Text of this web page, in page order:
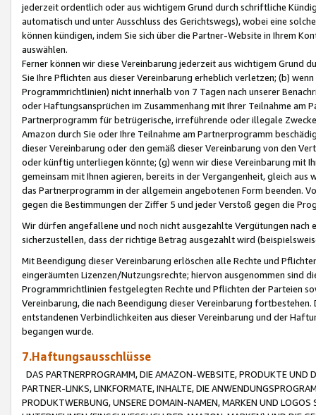
jederzeit ordentlich oder aus wichtigem Grund durch schriftliche
automatisch und unter Ausschluss des Gerichtswegs), wobei eine
können kündigen, indem Sie sich über die Partner-Website in Ihrem
auswählen.
Ferner können wir diese Vereinbarung jederzeit aus wichtigem Grund
Sie Ihre Pflichten aus dieser Vereinbarung erheblich verletzen; (b)
Programmrichtlinien) nicht innerhalb von 7 Tagen nach unserer
oder Haftungsansprüchen im Zusammenhang mit Ihrer Teilnahme am
Partnerprogramm für betrügerische, irreführende oder illegale
Amazon durch Sie oder Ihre Teilnahme am Partnerprogramm
dieser Vereinbarung oder den gemäß dieser Vereinbarung von den
oder künftig unterliegen könnte; (g) wenn wir diese Vereinbarung mit
gemeinsam mit Ihnen agieren, bereits in der Vergangenheit, gleich
das Partnerprogramm in der allgemein angebotenen Form beenden.
gegen die Bestimmungen der Ziffer 5 und jeder Verstoß gegen die
Wir dürfen angefallene und noch nicht ausgezahlte Vergütungen
sicherzustellen, dass der richtige Betrag ausgezahlt wird
Mit Beendigung dieser Vereinbarung erlöschen alle Rechte und
eingeräumten Lizenzen/Nutzungsrechte; hiervon ausgenommen sind
Programmrichtlinien festgelegten Rechte und Pflichten der Parteien
Vereinbarung, die nach Beendigung dieser Vereinbarung
entstandenen Verbindlichkeiten aus dieser Vereinbarung und der
begangen wurde.
7.Haftungsausschlüsse
DAS PARTNERPROGRAMM, DIE AMAZON-WEBSITE, PRODUKTE UND
PARTNER-LINKS, LINKFORMATE, INHALTE, DIE
PRODUKTWERBUNG, UNSERE DOMAIN-NAMEN, MARKEN UND